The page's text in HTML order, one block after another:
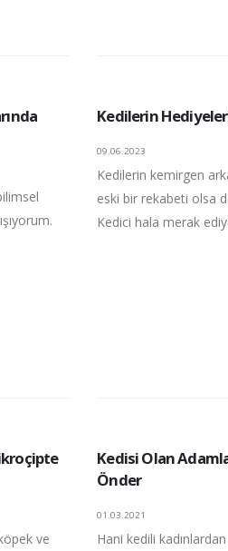
Kedilerin
09.06.2023
Kedilerin kemirgen
eski bir rekabeti olsa
Kedici hala merak
ve
Kedisi Olan
Önder
01.03.2021
Hani kedili